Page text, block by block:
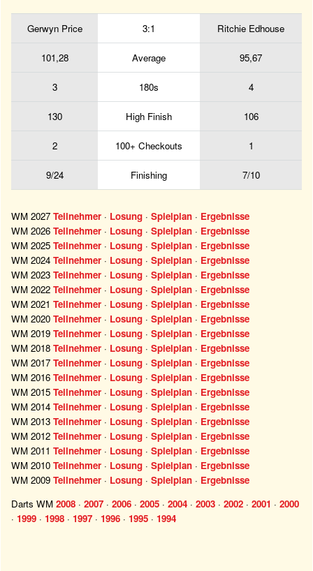
Gerwyn Price 3:1 Ritchie Edhouse
101,28 Average 95,67
3 180s 4
130 High Finish 106
2 100+ Checkouts 1
9/24 Finishing 7/10
WM 2027 Teilnehmer · Losung · Spielplan · Ergebnisse
WM 2026 Teilnehmer · Losung · Spielplan · Ergebnisse
WM 2025 Teilnehmer · Losung · Spielplan · Ergebnisse
WM 2024 Teilnehmer · Losung · Spielplan · Ergebnisse
WM 2023 Teilnehmer · Losung · Spielplan · Ergebnisse
WM 2022 Teilnehmer · Losung · Spielplan · Ergebnisse
WM 2021 Teilnehmer · Losung · Spielplan · Ergebnisse
WM 2020 Teilnehmer · Losung · Spielplan · Ergebnisse
WM 2019 Teilnehmer · Losung · Spielplan · Ergebnisse
WM 2018 Teilnehmer · Losung · Spielplan · Ergebnisse
WM 2017 Teilnehmer · Losung · Spielplan · Ergebnisse
WM 2016 Teilnehmer · Losung · Spielplan · Ergebnisse
WM 2015 Teilnehmer · Losung · Spielplan · Ergebnisse
WM 2014 Teilnehmer · Losung · Spielplan · Ergebnisse
WM 2013 Teilnehmer · Losung · Spielplan · Ergebnisse
WM 2012 Teilnehmer · Losung · Spielplan · Ergebnisse
WM 2011 Teilnehmer · Losung · Spielplan · Ergebnisse
WM 2010 Teilnehmer · Losung · Spielplan · Ergebnisse
WM 2009 Teilnehmer · Losung · Spielplan · Ergebnisse
Darts WM 2008 · 2007 · 2006 · 2005 · 2004 · 2003 · 2002 · 2001 · 2000
· 1999 · 1998 · 1997 · 1996 · 1995 · 1994